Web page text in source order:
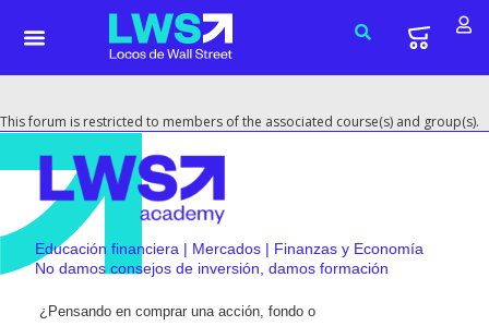
This forum is restricted to members of the associated course(s) and group(s).
Educación financiera | Mercados | Finanzas y Economía
No damos consejos de inversión, damos formación
¿Pensando en comprar una acción, fondo o